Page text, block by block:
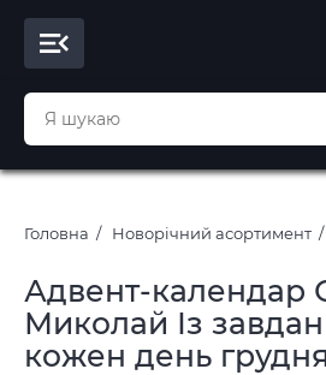
Головна Новорічний асортимент
Адвент-календар
Миколай Із
кожен день